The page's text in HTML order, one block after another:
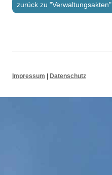
zurück zu "Verwaltungsakten"
Impressum Datenschutz